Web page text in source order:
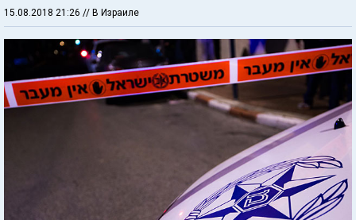
15.08.2018 21:26 // В Израиле